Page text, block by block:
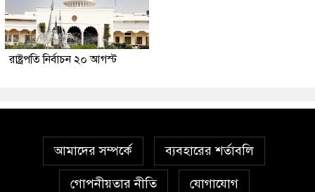
রাষ্ট্রপতি নির্বাচন ২০ আগস্ট
আমাদের সম্পর্কে ব্যবহারের শর্তাবলি
গোপনীয়তার নীতি যোগাযোগ